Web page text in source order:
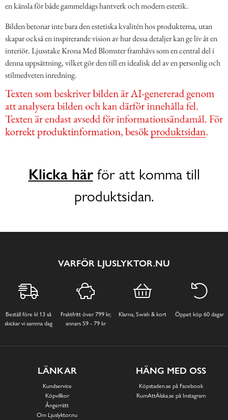
en känsla för både gammeldags hantverk och modern estetik.
Bilden betonar inte bara den estetiska kvalitén hos produkterna, utan
skapar också en inspirerande vision av hur dessa detaljer kan ge liv åt en
interiör. Ljusstake Krona Med Blomster framhävs som en central del i
denna uppsättning, vilket gör den till en idealisk del av en personlig och
stilmedveten inredning.
Klicka härför att komma till
produktsidan.
VARFÖR LJUSLYKTOR.NU
Beställ före kl 13 så
skickar vi samma dag
Fraktfritt över 799 kr,
annars 59 - 79 kr
Klarna, Swish & kort Öppet köp 60 dagar
LÄNKAR
Kundservice
Köpvillkor
Ångerrätt
Om Ljuslyktor.nu
HÄNG MED OSS
Köpstaden.se på Facebook
RumAttÄlska.se på Instagram